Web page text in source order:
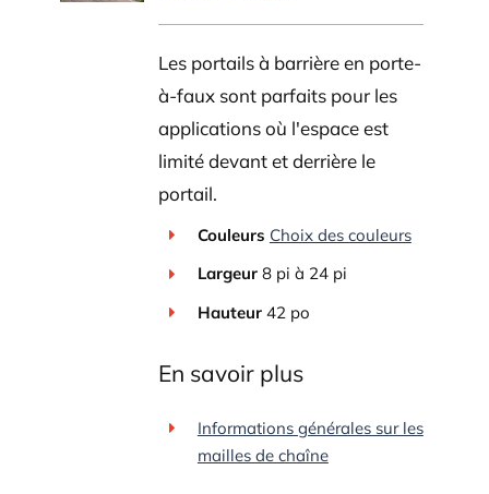
Les portails à barrière en porte-
à-faux sont parfaits pour les
applications où l'espace est
limité devant et derrière le
portail.
Couleurs Choix des couleurs
Largeur8 pi à 24 pi
Hauteur42 po
En savoir plus
Informations générales sur les
mailles de chaîne